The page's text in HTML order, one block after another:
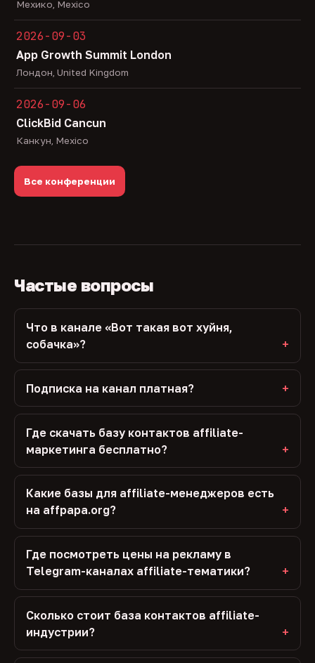
Мехико, Mexico
2026-09-03
App Growth Summit London
Лондон, United Kingdom
2026-09-06
ClickBid Cancun
Канкун, Mexico
Все конференции
Частые вопросы
Что в канале «Вот такая вот хуйня,
собачка»?
Подписка на канал платная?
Где скачать базу контактов affiliate-
маркетинга бесплатно?
Какие базы для affiliate-менеджеров есть
на affpapa.org?
Где посмотреть цены на рекламу в
Telegram-каналах affiliate-тематики?
Сколько стоит база контактов affiliate-
индустрии?